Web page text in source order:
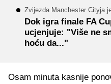
Zvijezda Manchester Cityja
Dok igra finale FA
ucjenjuje: "Više ne
hoću da..."
Osam minuta kasnije